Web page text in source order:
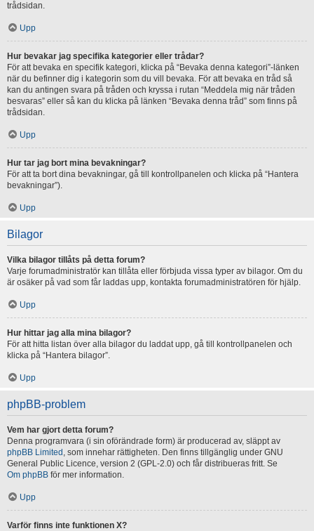
trådsidan.
Upp
Hur bevakar jag specifika kategorier eller trådar?
För att bevaka en specifik kategori, klicka på “Bevaka denna kategori”-länken
när du befinner dig i kategorin som du vill bevaka. För att bevaka en tråd så
kan du antingen svara på tråden och kryssa i rutan “Meddela mig när tråden
besvaras” eller så kan du klicka på länken “Bevaka denna tråd” som finns på
trådsidan.
Upp
Hur tar jag bort mina bevakningar?
För att ta bort dina bevakningar, gå till kontrollpanelen och klicka på “Hantera
bevakningar”).
Upp
Bilagor
Vilka bilagor tillåts på detta forum?
Varje forumadministratör kan tillåta eller förbjuda vissa typer av bilagor. Om du
är osäker på vad som får laddas upp, kontakta forumadministratören för hjälp.
Upp
Hur hittar jag alla mina bilagor?
För att hitta listan över alla bilagor du laddat upp, gå till kontrollpanelen och
klicka på “Hantera bilagor”.
Upp
phpBB-problem
Vem har gjort detta forum?
Denna programvara (i sin oförändrade form) är producerad av, släppt av
phpBB Limited , som innehar rättigheten. Den finns tillgänglig under GNU
General Public Licence, version 2 (GPL-2.0) och får distribueras fritt. Se
Om phpBB för mer information.
Upp
Varför finns inte funktionen X?